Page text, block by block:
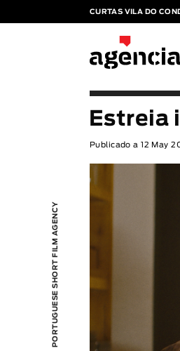
CURTAS VILA DO
PORTUGUESE SHORT FILM AGENCY
Estreia
Publicado a 12 May